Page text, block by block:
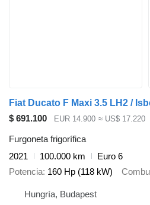
$ 691.100 EUR 14.900 ≈ US$ 17.220
Furgoneta frigorífica
2021
100.000 km
Euro 6
Potencia 160 Hp (118 kW)
Hungría, Budapest